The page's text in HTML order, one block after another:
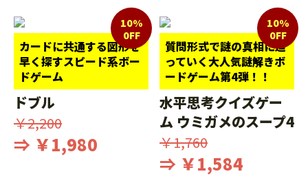
カードに共通する図形を
早く探すスピード系ボー
ドゲーム
10%
0FF
ドブル
￥2,200
⇒ ￥1,980
質問形式で謎の真相に迫
っていく大人気謎解きボ
ードゲーム第4弾！！
10%
0FF
水平思考クイズゲー
ム ウミガメのスープ4
￥1,760
⇒ ￥1,584